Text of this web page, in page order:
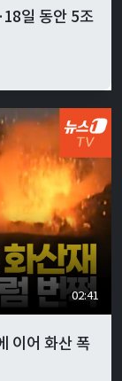
일 동안 5조
02:41
이어 화산 폭